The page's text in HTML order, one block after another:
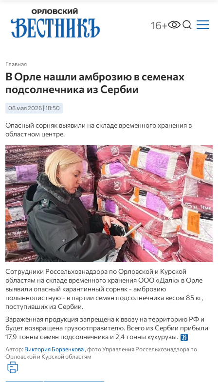
16+
Главная
В Орле нашли амброзию в семенах
подсолнечника из Сербии
08 мая 2026 | 18:50
Опасный сорняк выявили на складе временного хранения в
областном центре.
Сотрудники Россельхознадзора по Орловской и Курской
областям на складе временного хранения ООО «Далк» в Орле
выявили опасный карантинный сорняк - амброзию
полыннолистную - в партии семян подсолнечника весом 85 кг,
поступивших из Сербии.
Зараженная продукция запрещена к ввозу на территорию РФ и
будет возвращена грузоотправителю. Всего из Сербии прибыли
17,9 тонны семян подсолнечника и 2,4 тонны кукурузы.
Автор: Виктория Борзенкова, фото Управления Россельхознадзора по
Орловской и Курской областям